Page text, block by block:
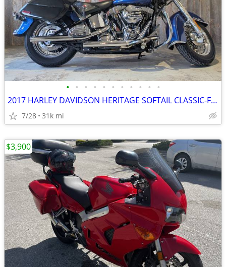
• • • • • • • • • • •
2017 HARLEY DAVIDSON HERITAGE SOFTAIL CLASSIC-FLSTC
7/28 31k mi
$3,900